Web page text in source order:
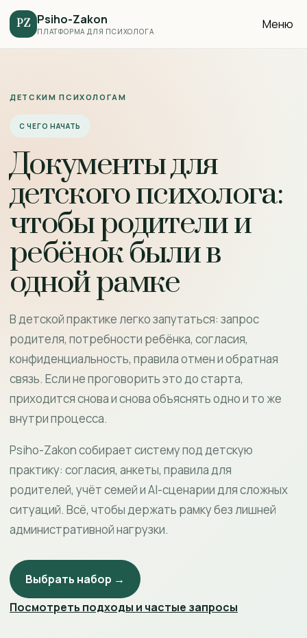
PZ Psiho-Zakon
ПЛАТФОРМА ДЛЯ ПСИХОЛОГА Меню
ДЕТСКИМ ПСИХОЛОГАМ
С ЧЕГО НАЧАТЬ
Документы для
детского психолога:
чтобы родители и
ребёнок были в
одной рамке
В детской практике легко запутаться: запрос
родителя, потребности ребёнка, согласия,
конфиденциальность, правила отмен и обратная
связь. Если не проговорить это до старта,
приходится снова и снова объяснять одно и то же
внутри процесса.
Psiho-Zakon собирает систему под детскую
практику: согласия, анкеты, правила для
родителей, учёт семей и AI-сценарии для сложных
ситуаций. Всё, чтобы держать рамку без лишней
административной нагрузки.
Выбрать набор →
Посмотреть подходы и частые запросы